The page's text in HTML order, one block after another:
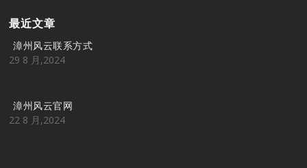
最近文章
漳州风云联系方式
29 8 月,2024
漳州风云官网
22 8 月,2024